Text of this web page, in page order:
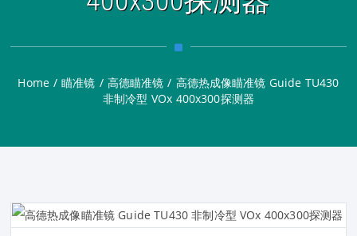
Home / 瞄准镜 / 高德瞄准镜 / 高德热成像瞄准镜 Guide TU430
非制冷型 VOx 400x300探测器